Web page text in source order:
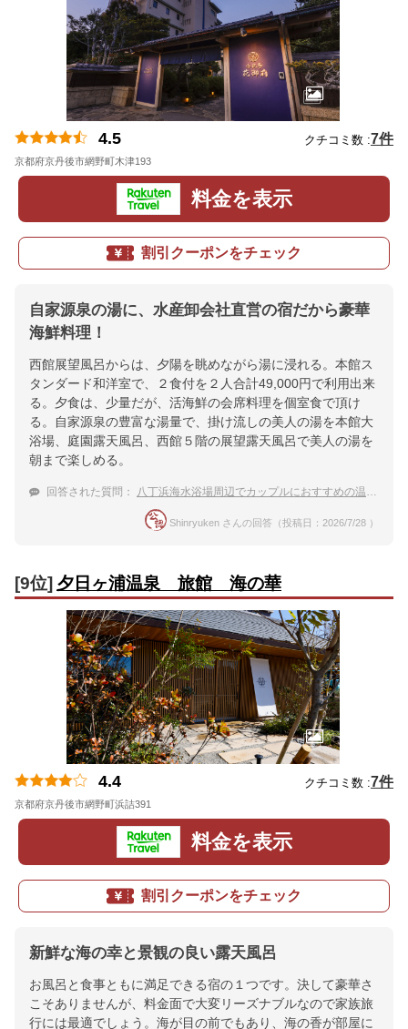
4.5 クチコミ数 :7件
京都府京丹後市網野町木津193
料金を表示
割引クーポンをチェック
自家源泉の湯に、水産卸会社直営の宿だから豪華
海鮮料理！
西館展望風呂からは、夕陽を眺めながら湯に浸れる。本館ス
タンダード和洋室で、２食付を２人合計49,000円で利用出来
る。夕食は、少量だが、活海鮮の会席料理を個室食で頂け
る。自家源泉の豊富な湯量で、掛け流しの美人の湯を本館大
浴場、庭園露天風呂、西館５階の展望露天風呂で美人の湯を
朝まで楽しめる。
回答された質問： 八丁浜海水浴場周辺でカップルにおすすめの温泉宿
Shinryuken さんの回答（投稿日：2026/7/28 ）
[9位] 夕日ヶ浦温泉 旅館 海の華
4.4 クチコミ数 :7件
京都府京丹後市網野町浜詰391
料金を表示
割引クーポンをチェック
新鮮な海の幸と景観の良い露天風呂
お風呂と食事ともに満足できる宿の１つです。決して豪華さ
こそありませんが、料金面で大変リーズナブルなので家族旅
行には最適でしょう。海が目の前でもあり、海の香が部屋に